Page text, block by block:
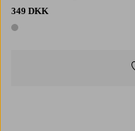
349 DKK
1 farve